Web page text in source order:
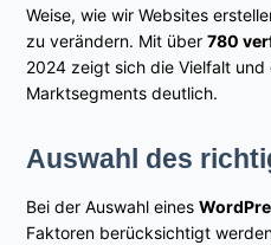
Weise, wie wir Websites
zu verändern. Mit über780
2024 zeigt sich die Vielfalt und
Marktsegments deutlich.
Auswahl des
Bei der Auswahl eines
Faktoren berücksichtigt